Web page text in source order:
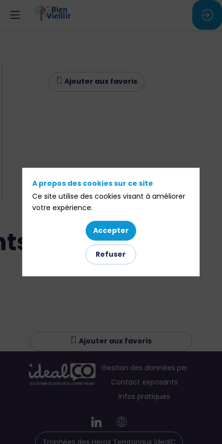
Ajouter aux favoris
Ajouter aux favoris
Gestion des données personnelles
Contact exposants
Infos pratiques
A propos des cookies sur ce site
Ce site utilise des cookies visant à améliorer
votre expérience.
Accepter
Refuser